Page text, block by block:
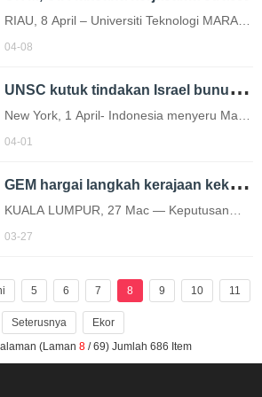
Presiden…
RIAU, 8 April – Universiti Teknologi MARA
(UiTM) Cawangan Perlis dan Jabatan
Islam Riau (UIR) bekerjasama
memangkin…
04-08
U
NSC kutuk tindakan Israel bunuh anggota UNIFIL Indonesia
New York, 1 April- Indonesia menyeru Majlis
Keselamatan Pertubuhan Bangsa Bersatu
terhadap Israel susulan pembunuhan tiga…
04-01
G
EM hargai langkah kerajaan kekalkan had 800 liter RON95
KUALA LUMPUR, 27 Mac — Keputusan
kerajaan mengekalkan had subsidi bahan
pemandu e-hailing di bawah program
BUDI95 dilihat…
03-27
5 6 7 8 9 10 11
Seterusnya
Ekor
(Laman 8 / 69) Jumlah 686 Item